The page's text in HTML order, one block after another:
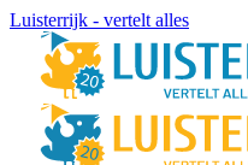
Luisterrijk - vertelt alles